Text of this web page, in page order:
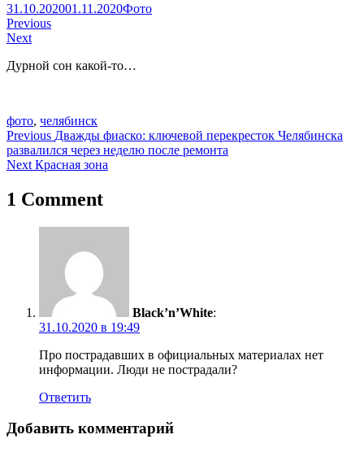
Артем
Краснов
31.10.202001.11.2020Фото
Навигация
по
записям
Previous
Next
Дурной сон какой-то…
фото, челябинск
Навигация
по
Previous Дважды фиаско: ключевой перекресток Челябинска
развалился через неделю после ремонта
Next Красная зона
1 Comment
Black’n’White:
31.10.2020 в 19:49
Про пострадавших в официальных материалах нет
информации. Люди не пострадали?
Ответить
Добавить комментарий